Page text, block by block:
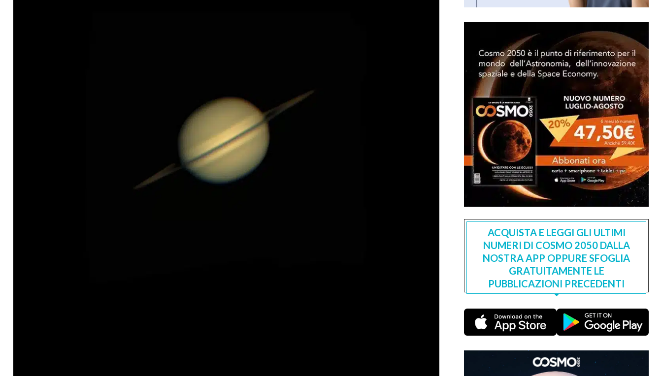
ACQUISTA E LEGGI GLI ULTIMI
NUMERI DI COSMO 2050 DALLA
NOSTRA APP OPPURE SFOGLIA
GRATUITAMENTE LE
PUBBLICAZIONI PRECEDENTI